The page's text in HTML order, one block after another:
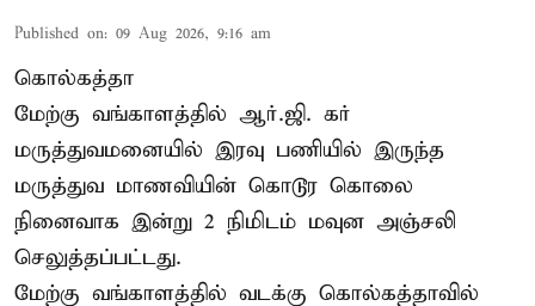
Published on: 09 Aug 2026, 9:16 am
கொல்கத்தா
மேற்கு வங்காளத்தில் ஆர்.ஜி. கர்
மருத்துவமனையில் இரவு பணியில் இருந்த
மருத்துவ மாணவியின் கொடூர கொலை
நினைவாக இன்று 2 நிமிடம் மவுன அஞ்சலி
செலுத்தப்பட்டது.
மேற்கு வங்காளத்தில் வடக்கு கொல்கத்தாவில்